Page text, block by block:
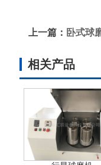
上一篇： 卧式球
相关产品